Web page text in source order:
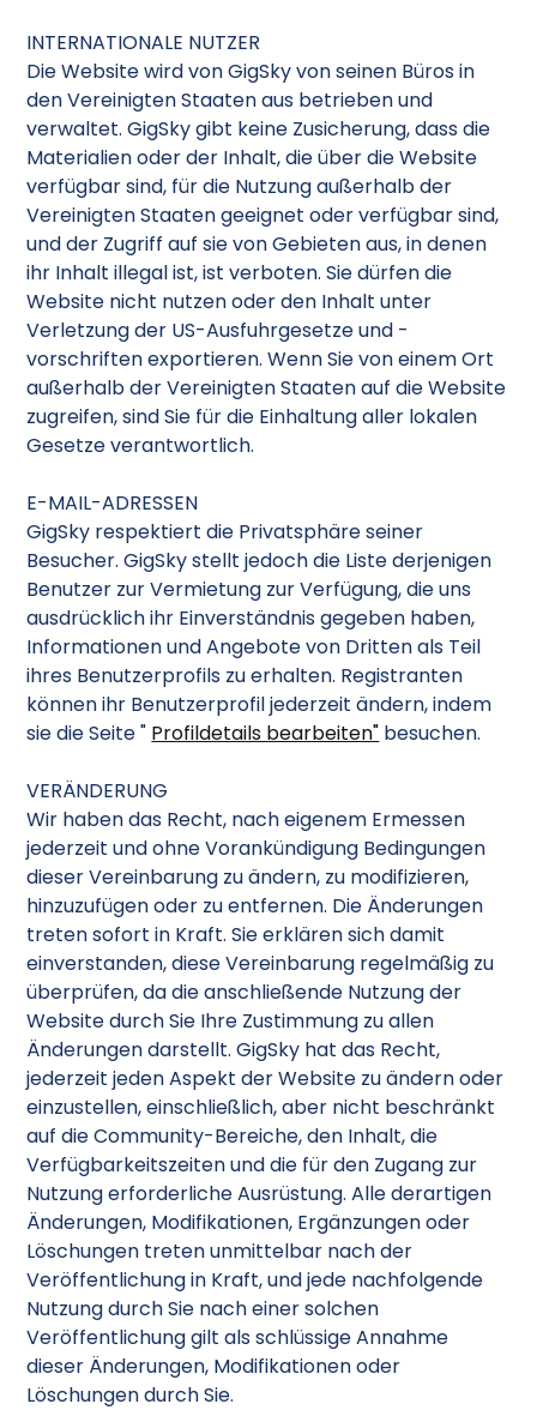
INTERNATIONALE NUTZER
Die Website wird von GigSky von seinen Büros in
den Vereinigten Staaten aus betrieben und
verwaltet. GigSky gibt keine Zusicherung, dass die
Materialien oder der Inhalt, die über die Website
verfügbar sind, für die Nutzung außerhalb der
Vereinigten Staaten geeignet oder verfügbar sind,
und der Zugriff auf sie von Gebieten aus, in denen
ihr Inhalt illegal ist, ist verboten. Sie dürfen die
Website nicht nutzen oder den Inhalt unter
Verletzung der US-Ausfuhrgesetze und -
vorschriften exportieren. Wenn Sie von einem Ort
außerhalb der Vereinigten Staaten auf die Website
zugreifen, sind Sie für die Einhaltung aller lokalen
Gesetze verantwortlich.
E-MAIL-ADRESSEN
GigSky respektiert die Privatsphäre seiner
Besucher. GigSky stellt jedoch die Liste derjenigen
Benutzer zur Vermietung zur Verfügung, die uns
ausdrücklich ihr Einverständnis gegeben haben,
Informationen und Angebote von Dritten als Teil
ihres Benutzerprofils zu erhalten. Registranten
können ihr Benutzerprofil jederzeit ändern, indem
sie die Seite " Profildetails bearbeiten" besuchen.
VERÄNDERUNG
Wir haben das Recht, nach eigenem Ermessen
jederzeit und ohne Vorankündigung Bedingungen
dieser Vereinbarung zu ändern, zu modifizieren,
hinzuzufügen oder zu entfernen. Die Änderungen
treten sofort in Kraft. Sie erklären sich damit
einverstanden, diese Vereinbarung regelmäßig zu
überprüfen, da die anschließende Nutzung der
Website durch Sie Ihre Zustimmung zu allen
Änderungen darstellt. GigSky hat das Recht,
jederzeit jeden Aspekt der Website zu ändern oder
einzustellen, einschließlich, aber nicht beschränkt
auf die Community-Bereiche, den Inhalt, die
Verfügbarkeitszeiten und die für den Zugang zur
Nutzung erforderliche Ausrüstung. Alle derartigen
Änderungen, Modifikationen, Ergänzungen oder
Löschungen treten unmittelbar nach der
Veröffentlichung in Kraft, und jede nachfolgende
Nutzung durch Sie nach einer solchen
Veröffentlichung gilt als schlüssige Annahme
dieser Änderungen, Modifikationen oder
Löschungen durch Sie.